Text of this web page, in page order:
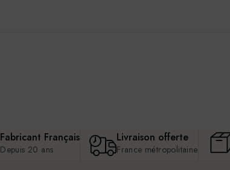
Fabricant Français
Depuis 20 ans
Livraison offerte
France métropolitaine